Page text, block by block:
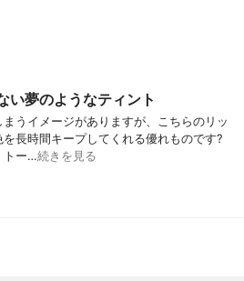
い夢のようなティント
うイメージがありますが、こちらのリッ
長時間キープしてくれる優れものです?
トー…続きを見る